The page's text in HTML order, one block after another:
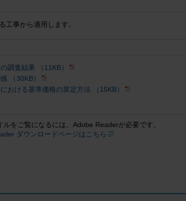
工事から適用します。
調査結果 （11KB）
（30KB）
おける基準価格の算定方法 （15KB）
ルをご覧になるには、Adobe Readerが必要です。
ダウンロードページはこちら